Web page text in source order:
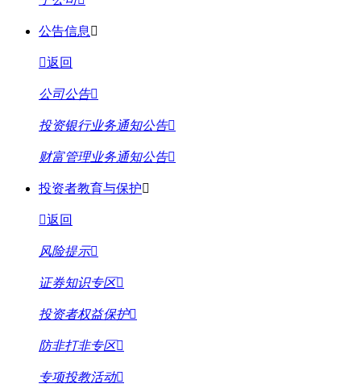
公告信息
返回
公司公告
投资银行业务通知公告
财富管理业务通知公告
投资者教育与保护
返回
风险提示
证券知识专区
投资者权益保护
防非打非专区
专项投教活动